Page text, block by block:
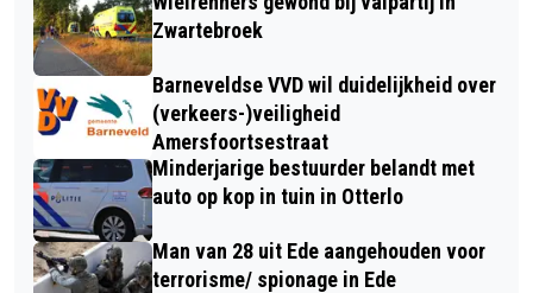
Zwartebroek
Barneveldse VVD wil duidelijkheid over
(verkeers-)veiligheid
Amersfoortsestraat
Minderjarige bestuurder belandt met
auto op kop in tuin in Otterlo
Man van 28 uit Ede aangehouden voor
terrorisme/ spionage in Ede